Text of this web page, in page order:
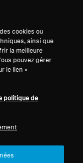
Notre entreprise
Ambassadeurs de la
cookies ou
ainsi que
la meilleure
pouvez gérer
le lien «
politique de